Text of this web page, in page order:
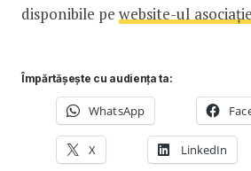
disponibile pewebsite-ul
Împărtășește cu audiența ta:
WhatsApp
X LinkedIn